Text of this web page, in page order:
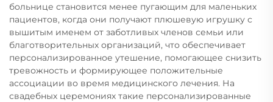
больнице становится менее пугающим для маленьких
пациентов, когда они получают плюшевую игрушку с
вышитым именем от заботливых членов семьи или
благотворительных организаций, что обеспечивает
персонализированное утешение, помогающее снизить
тревожность и формирующее положительные
ассоциации во время медицинского лечения. На
свадебных церемониях такие персонализированные